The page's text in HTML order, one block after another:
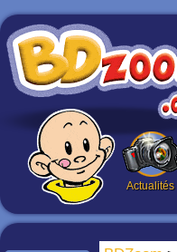
Actualités